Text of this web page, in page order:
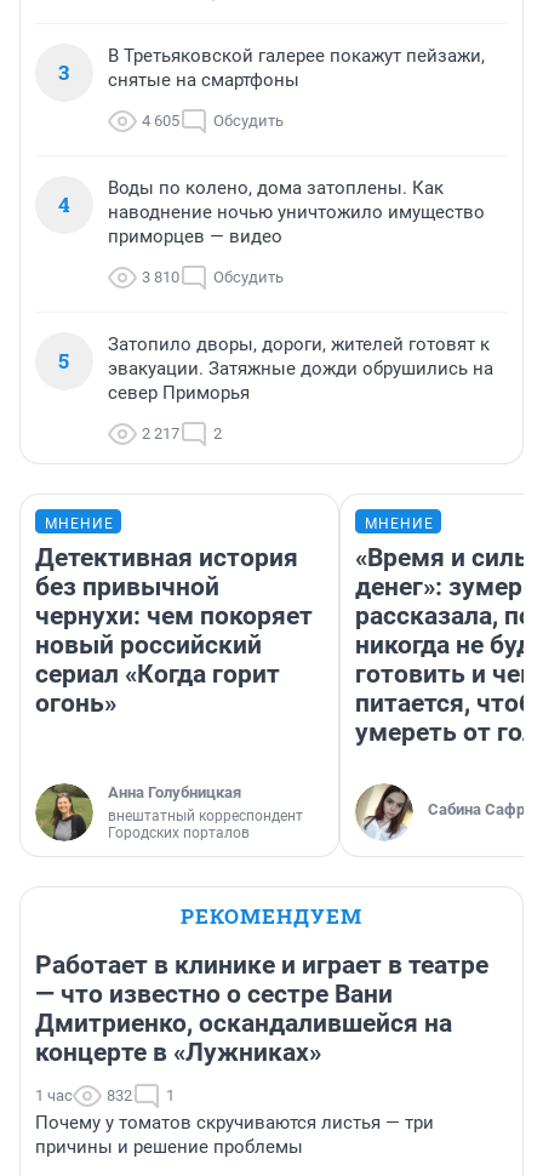
3
В Третьяковской галерее покажут пейзажи,
снятые на смартфоны
4 605 Обсудить
4
Воды по колено, дома затоплены. Как
наводнение ночью уничтожило имущество
приморцев — видео
3 810 Обсудить
5
Затопило дворы, дороги, жителей готовят к
эвакуации. Затяжные дожди обрушились на
север Приморья
2 217 2
МНЕНИЕ
Детективная история
без привычной
чернухи: чем покоряет
новый российский
сериал «Когда горит
огонь»
Анна Голубницкая
внештатный корреспондент
Городских порталов
МНЕНИЕ
«Время и
денег»:
рассказала,
никогда не
готовить и чем
питается,
умереть от
Сабина
РЕКОМЕНДУЕМ
Работает в клинике и играет в театре
— что известно о сестре Вани
Дмитриенко, оскандалившейся на
концерте в «Лужниках»
1 час 832 1
Почему у томатов скручиваются листья — три
причины и решение проблемы